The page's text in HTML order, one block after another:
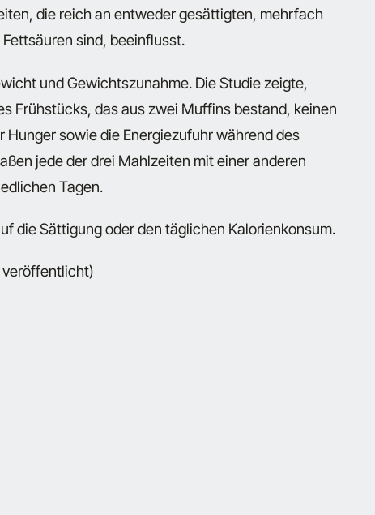
die reich an entweder gesättigten, mehrfach
sind, beeinflusst.
und Gewichtszunahme. Die Studie zeigte,
Frühstücks, das aus zwei Muffins bestand, keinen
sowie die Energiezufuhr während des
jede der drei Mahlzeiten mit einer anderen
Tagen.
die Sättigung oder den täglichen Kalorienkonsum.
veröffentlicht)